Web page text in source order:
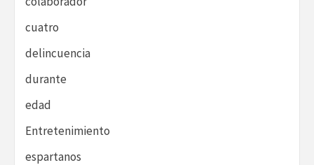
cuatro
delincuencia
durante
edad
Entretenimiento
espartanos